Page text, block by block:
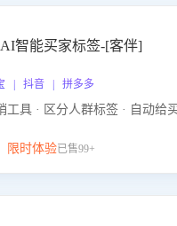
AI智能买家标签-[客伴]
| 抖音 | 拼多多
工具 · 区分人群标签 · 自动给
限时体验已售99+